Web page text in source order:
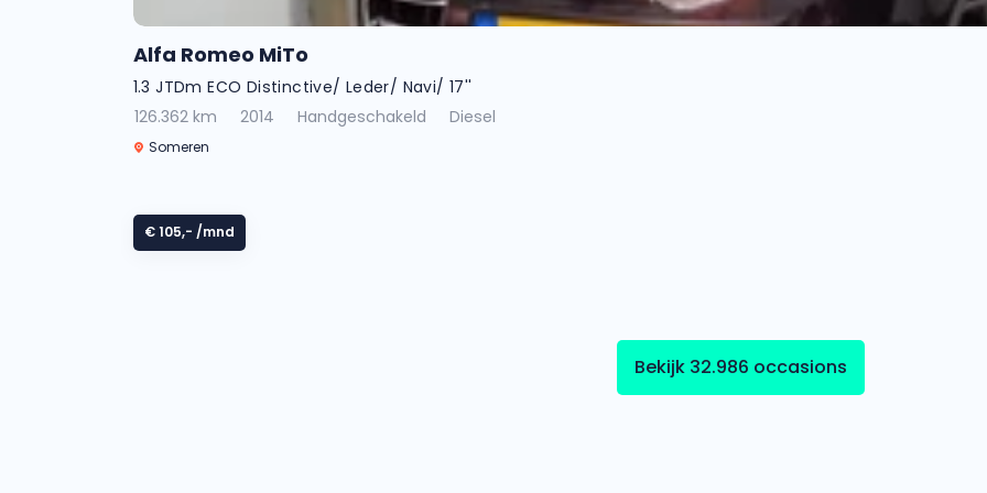
Alfa Romeo MiTo
1.3 JTDm ECO Distinctive/ Leder/ Navi/ 17''
126.362 km
2014 Handgeschakeld Diesel
Someren
€ 105,- /mnd
Bekijk 32.986 occasions